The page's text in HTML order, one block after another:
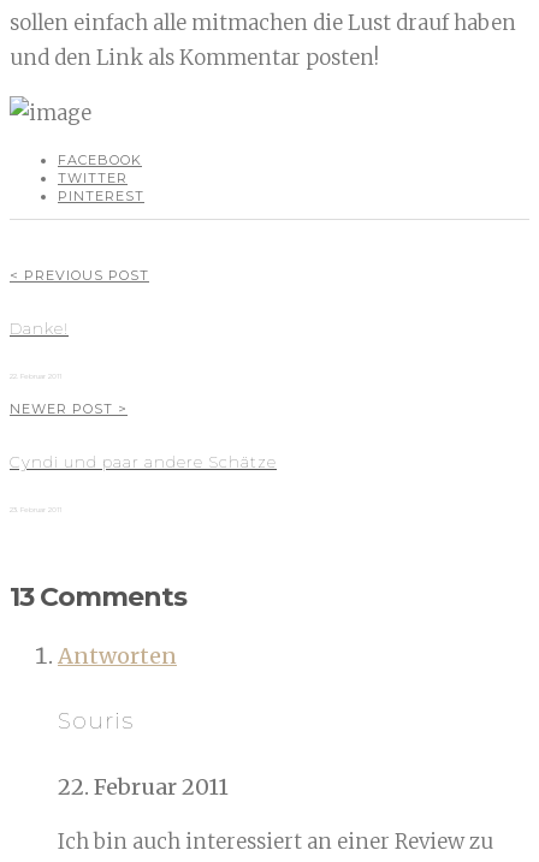
sollen einfach alle mitmachen die Lust drauf haben
und den Link als Kommentar posten!
FACEBOOK
TWITTER
PINTEREST
< PREVIOUS POST
Danke!
22. Februar 2011
NEWER POST >
Cyndi und paar andere Schätze
23. Februar 2011
13 Comments
Antworten
Souris
22. Februar 2011
Ich bin auch interessiert an einer Review zu